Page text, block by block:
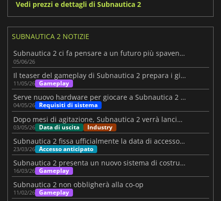
Vedi prezzi e dettagli di Subnautica 2
SUBNAUTICA 2 NOTIZIE
Subnautica 2 ci fa pensare a un futuro più spaventoso sotto le onde
05/06/26
Il teaser del gameplay di Subnautica 2 prepara i giocatori al suo lancio
11/05/26 Gameplay
Serve nuovo hardware per giocare a Subnautica 2 su PC?
04/05/26 Requisiti di sistema
Dopo mesi di agitazione, Subnautica 2 verrà lanciato il 14 maggio
03/05/26 Data di uscita Industry
Subnautica 2 fissa ufficialmente la data di accesso anticipato
23/03/26 Accesso anticipato
Subnautica 2 presenta un nuovo sistema di costruzione delle basi
16/03/26 Gameplay
Subnautica 2 non obbligherà alla co-op
11/02/26 Gameplay